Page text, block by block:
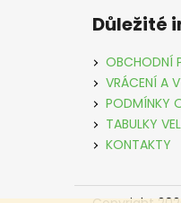
Důležité
OBCHODNÍ
VRÁCENÍ A
PODMÍNKY
TABULKY
KONTAKTY